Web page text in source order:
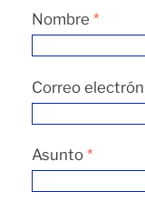
Nombre *
Correo
Asunto *